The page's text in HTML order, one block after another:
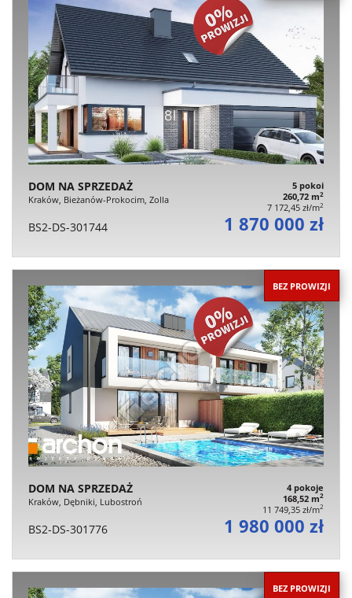
DOM NA SPRZEDAŻ
Kraków, Bieżanów-Prokocim, Zolla
5 pokoi
260,72 m2
7 172,45 zł/m2
BS2-DS-301744 1 870 000 zł
BEZ PROWIZJI
DOM NA SPRZEDAŻ
Kraków, Dębniki, Lubostroń
4 pokoje
168,52 m2
11 749,35 zł/m2
BS2-DS-301776 1 980 000 zł
BEZ PROWIZJI